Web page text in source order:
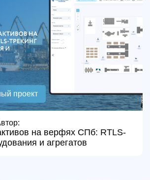
проект
на верфях СПб: RTLS-
и агрегатов